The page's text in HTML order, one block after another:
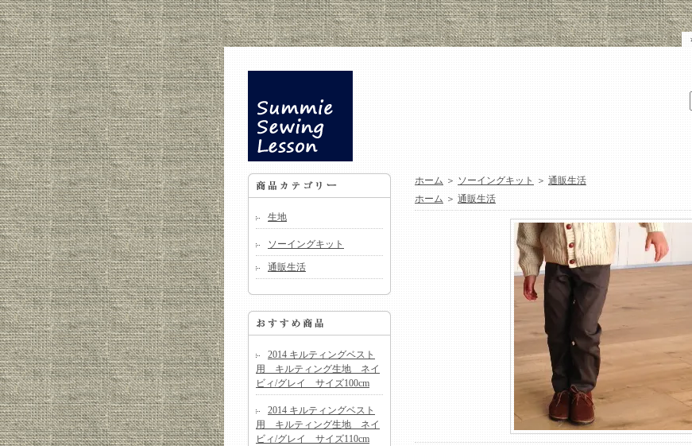
生地
ソーイングキット
通販生活
2014 キルティングベスト
用 キルティング生地 ネイ
ビィ/グレイ サイズ100cm
2014 キルティングベスト
用 キルティング生地 ネイ
ビィ/グレイ サイズ110cm
ホーム ＞ ソーイングキット ＞ 通販生活
ホーム ＞ 通販生活